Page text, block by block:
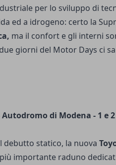
per lo sviluppo di
ed a idrogeno: certo la
ma il confort e gli interni
giorni del Motor Days ci
Autodromo di Modena - 1 e
debutto statico, la nuova
importante raduno